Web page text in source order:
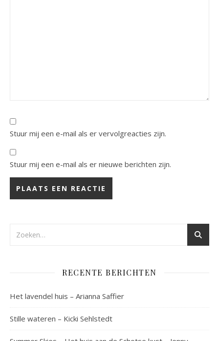
Stuur mij een e-mail als er vervolgreacties zijn.
Stuur mij een e-mail als er nieuwe berichten zijn.
RECENTE BERICHTEN
Het lavendel huis – Arianna Saffier
Stille wateren – Kicki Sehlstedt